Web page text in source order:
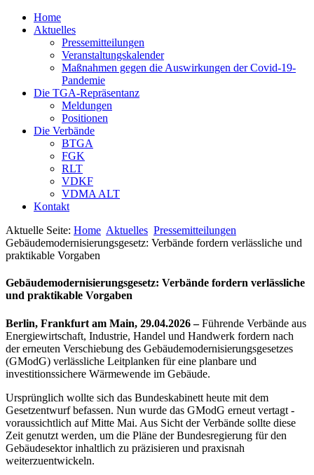
Home
Aktuelles
Pressemitteilungen
Veranstaltungskalender
Maßnahmen gegen die Auswirkungen der Covid-19-
Pandemie
Die TGA-Repräsentanz
Meldungen
Positionen
Die Verbände
BTGA
FGK
RLT
VDKF
VDMA ALT
Kontakt
Aktuelle Seite: Home Aktuelles Pressemitteilungen
Gebäudemodernisierungsgesetz: Verbände fordern verlässliche und
praktikable Vorgaben
Gebäudemodernisierungsgesetz: Verbände fordern verlässliche
und praktikable Vorgaben
Berlin, Frankfurt am Main, 29.04.2026 –Führende Verbände aus
Energiewirtschaft, Industrie, Handel und Handwerk fordern nach
der erneuten Verschiebung des Gebäudemodernisierungsgesetzes
(GModG) verlässliche Leitplanken für eine planbare und
investitionssichere Wärmewende im Gebäude.
Ursprünglich wollte sich das Bundeskabinett heute mit dem
Gesetzentwurf befassen. Nun wurde das GModG erneut vertagt -
voraussichtlich auf Mitte Mai. Aus Sicht der Verbände sollte diese
Zeit genutzt werden, um die Pläne der Bundesregierung für den
Gebäudesektor inhaltlich zu präzisieren und praxisnah
weiterzuentwickeln.